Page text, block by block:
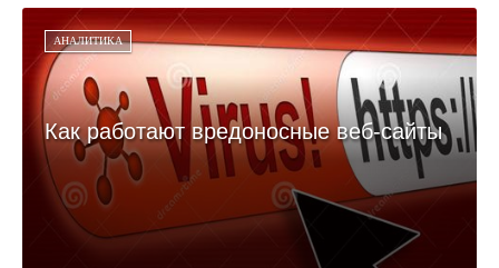
АНАЛИТИКА
Как работают вредоносные веб-сайты